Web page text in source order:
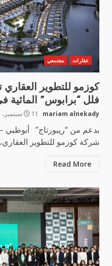
عقارات مجتمعي
كوزمو للتطوير
فلل “برابوس” المائية
mariam alnekady 11 سبتمبر، 2025
شركة كوزمو للتطوير
Read More